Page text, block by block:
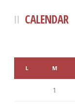
CALENDAR
L M
1